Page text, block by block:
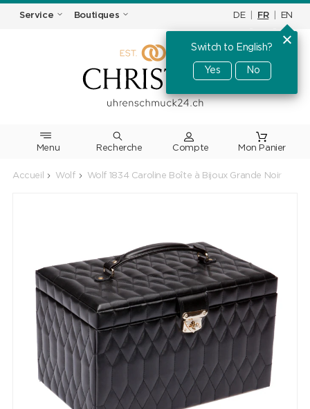
Service Boutiques DE FR EN
Switch to English?
Yes No
Menu Recherche
Accueil Wolf Wolf 1834 Caroline Boîte à Bijoux Grande Noir